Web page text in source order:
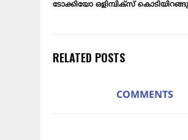
ടോക്കിയോ ഒളിമ്പിക്സ്
RELATED POSTS
COMMENTS